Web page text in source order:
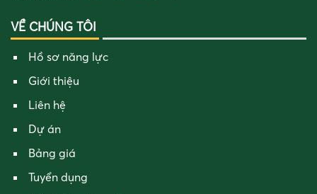
VỀ CHÚNG TÔI
Hồ sơ năng lực
Giới thiệu
Liên hệ
Dự án
Bảng giá
Tuyển dụng